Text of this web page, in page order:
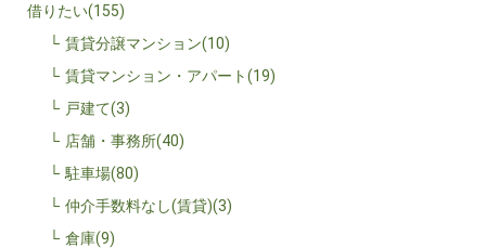
借りたい(155)
賃貸分譲マンション(10)
賃貸マンション・アパート(19)
戸建て(3)
店舗・事務所(40)
駐車場(80)
仲介手数料なし(賃貸)(3)
倉庫(9)